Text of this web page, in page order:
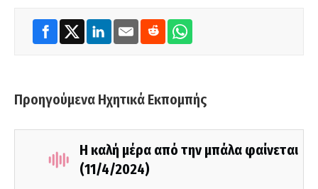
Προηγούμενα Ηχητικά Εκπομπής
Η καλή μέρα από την μπάλα φαίνεται
(11/4/2024)